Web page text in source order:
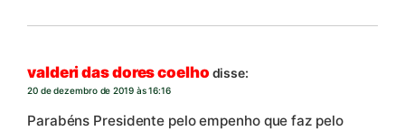
valderi das dores coelho disse:
20 de dezembro de 2019 às 16:16
Parabéns Presidente pelo empenho que faz pelo